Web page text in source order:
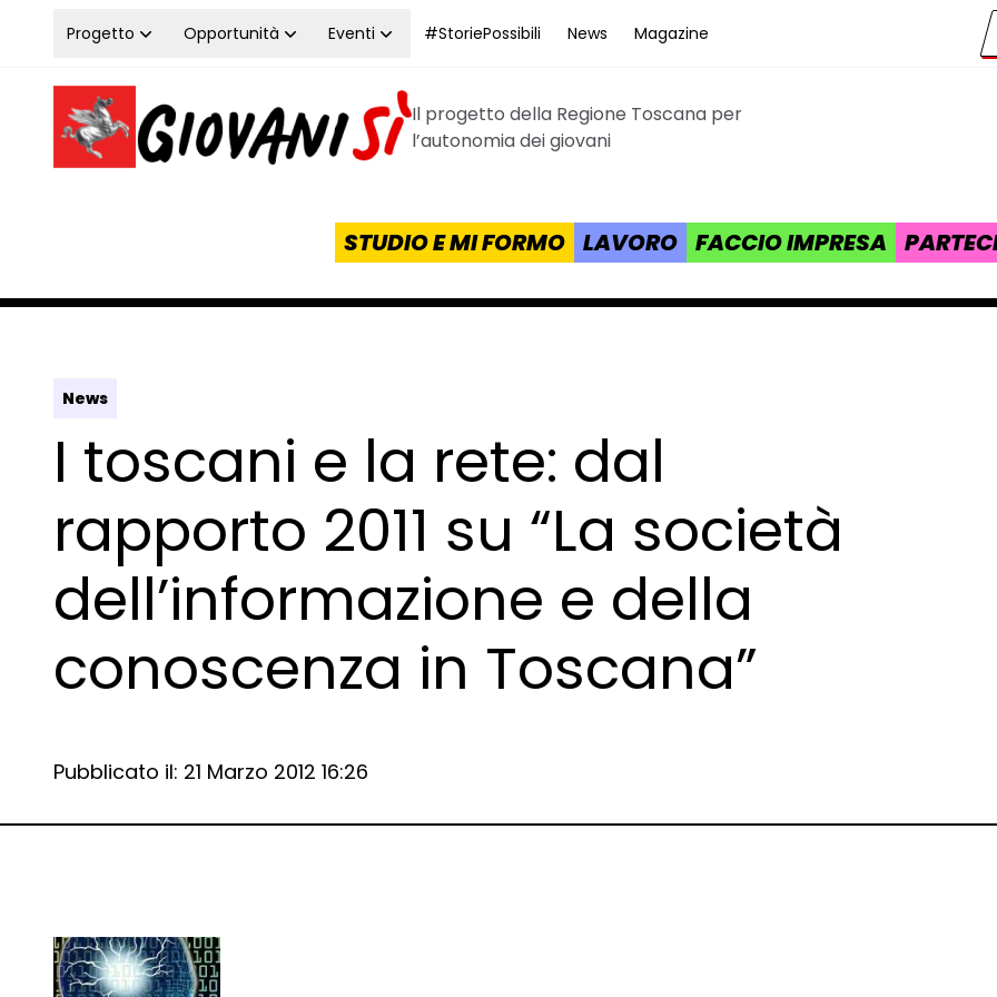
Vai al contenuto
Progetto Opportunità Eventi #StoriePossibili News Magazine
Homepage Giovanisì - Progetto della Regione Toscana
Il progetto della Regione Toscana per
l’autonomia dei giovani
STUDIO E MI FORMO LAVORO FACCIO IMPRESA
News
I toscani e la rete: dal
rapporto 2011 su “La società
dell’informazione e della
conoscenza in Toscana”
Data e ora:
Pubblicato il: 21 Marzo 2012 16:26
Dettagli articolo